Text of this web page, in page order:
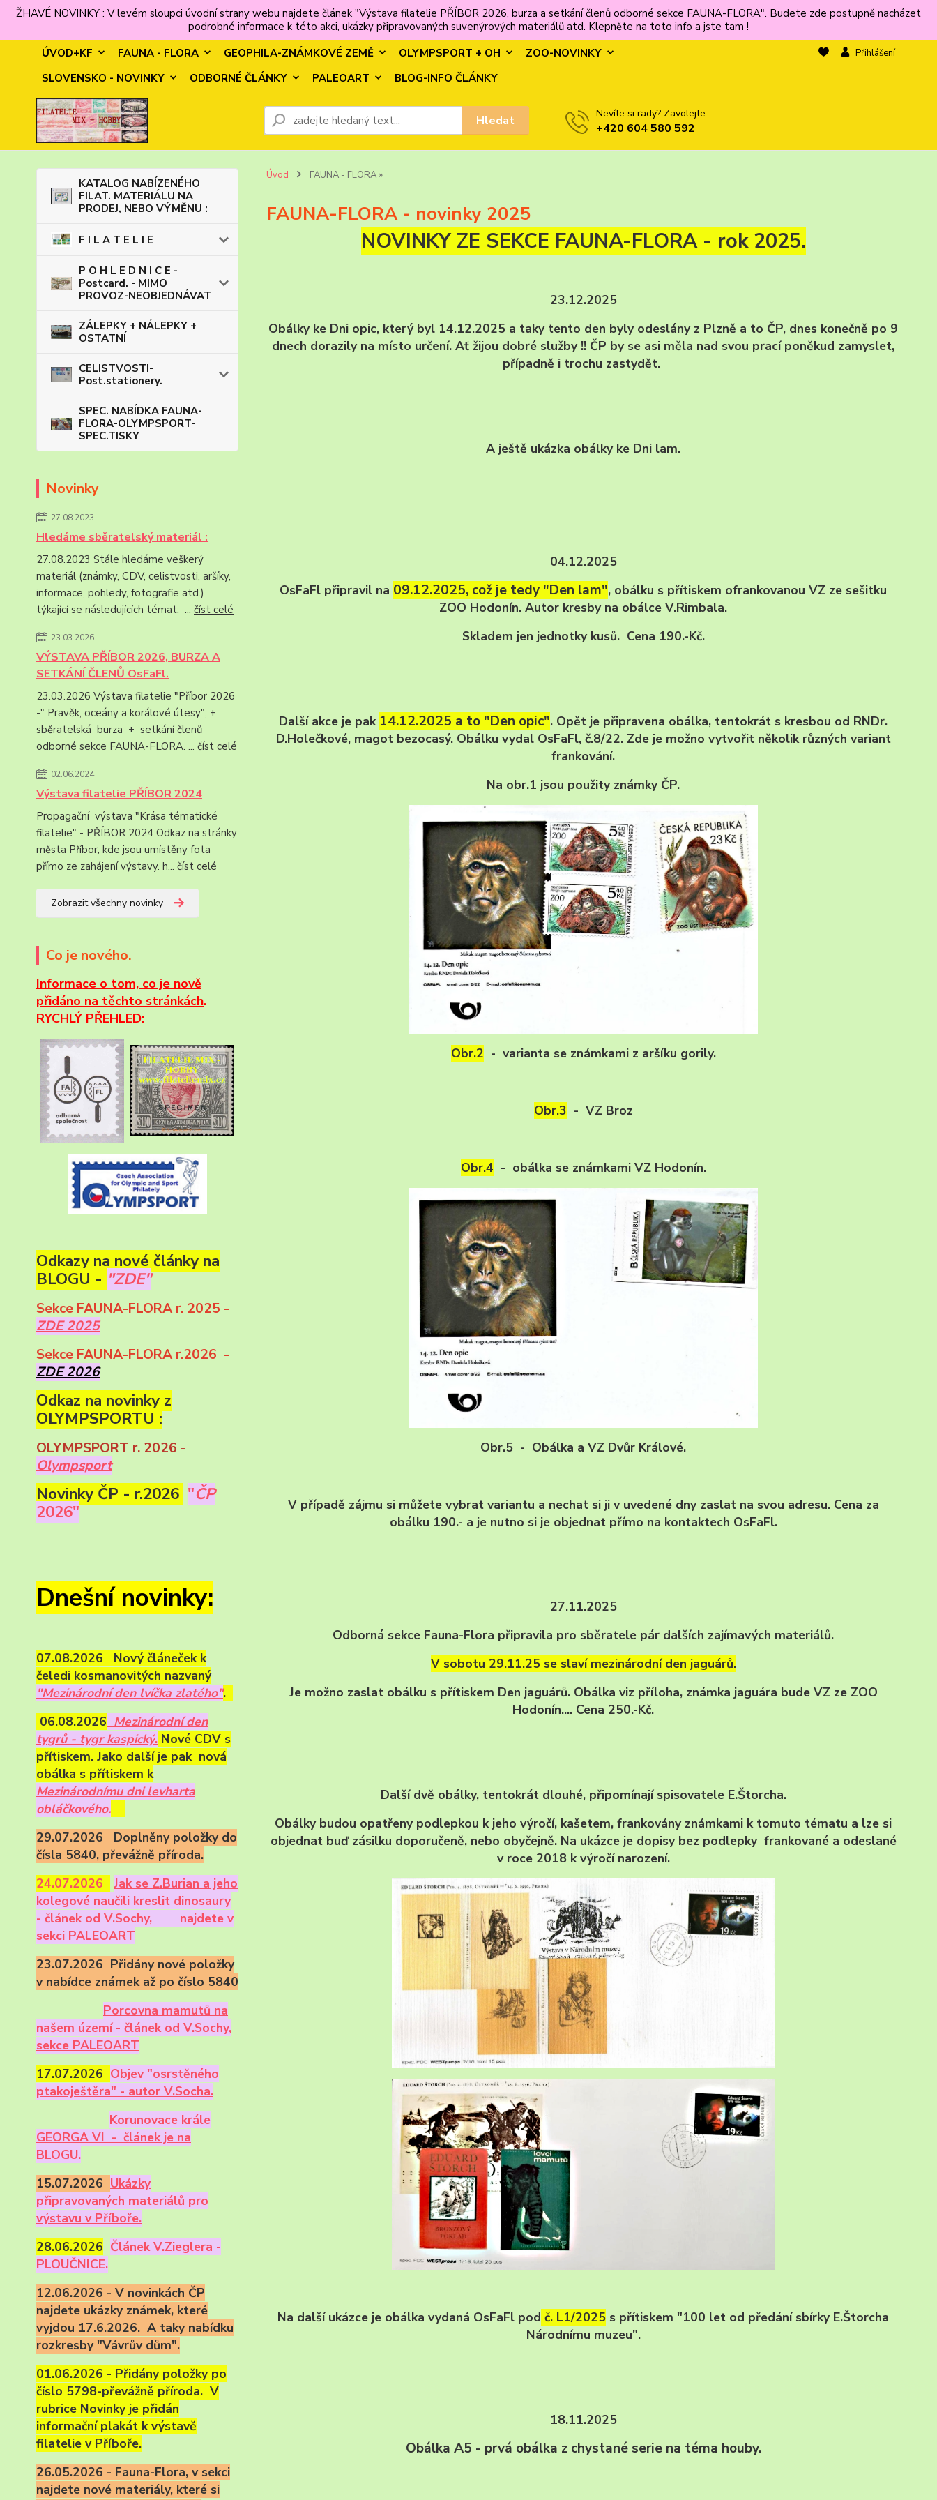
ŽHAVÉ NOVINKY : V levém sloupci úvodní strany webu najdete článek "Výstava filatelie PŘÍBOR 2026, burza a setkání členů odborné sekce FAUNA-FLORA". Budete zde postupně nacházet
podrobné informace k této akci, ukázky připravovaných suvenýrových materiálů atd. Klepněte na toto info a jste tam !
ÚVOD+KF
FAUNA - FLORA GEOPHILA-ZNÁMKOVÉ ZEMĚ OLYMPSPORT + OH
ZOO-NOVINKY
SLOVENSKO - NOVINKY
ODBORNÉ ČLÁNKY PALEOART BLOG-INFO ČLÁNKY
Přihlášení
Hledat Nevíte si rady? Zavolejte.
+420 604 580 592
KATALOG NABÍZENÉHO
FILAT. MATERIÁLU NA
PRODEJ, NEBO VÝMĚNU :
F I L A T E L I E
P O H L E D N I C E -
Postcard. - MIMO
PROVOZ-NEOBJEDNÁVAT
ZÁLEPKY + NÁLEPKY +
OSTATNÍ
CELISTVOSTI-
Post.stationery.
SPEC. NABÍDKA FAUNA-
FLORA-OLYMPSPORT-
SPEC.TISKY
Novinky
27.08.2023
Hledáme sběratelský materiál :
27.08.2023 Stále hledáme veškerý
materiál (známky, CDV, celistvosti, aršíky,
informace, pohledy, fotografie atd.)
týkající se následujících témat: ... číst celé
23.03.2026
VÝSTAVA PŘÍBOR 2026, BURZA A
SETKÁNÍ ČLENŮ OsFaFl.
23.03.2026 Výstava filatelie "Příbor 2026
-" Pravěk, oceány a korálové útesy", +
sběratelská burza + setkání členů
odborné sekce FAUNA-FLORA. ... číst celé
02.06.2024
Výstava filatelie PŘÍBOR 2024
Propagační výstava "Krása tématické
filatelie" - PŘÍBOR 2024 Odkaz na stránky
města Příbor, kde jsou umístěny fota
přímo ze zahájení výstavy. h... číst celé
Zobrazit všechny novinky
Co je nového.
Informace o tom, co je nově
přidáno na těchto stránkách.
RYCHLÝ PŘEHLED:
Odkazy na nové články na
BLOGU - "ZDE"
Sekce FAUNA-FLORA r. 2025 -
ZDE 2025
Sekce FAUNA-FLORA r.2026 -
ZDE 2026
Odkaz na novinky z
OLYMPSPORTU :
OLYMPSPORT r. 2026 -
Olympsport
Novinky ČP - r.2026 "ČP
2026"
Dnešní novinky:
07.08.2026 Nový článeček k
čeledi kosmanovitých nazvaný
"Mezinárodní den lvíčka zlatého".
06.08.2026 Mezinárodní den
tygrů - tygr kaspický. Nové CDV s
přítiskem. Jako další je pak nová
obálka s přítiskem k
Mezinárodnímu dni levharta
obláčkového.
29.07.2026 Doplněny položky do
čísla 5840, převážně příroda.
24.07.2026
Jak se Z.Burian a jeho
kolegové naučili kreslit dinosaury
- článek od V.Sochy,
najdete v
sekci PALEOART
23.07.2026 Přidány nové položky
v nabídce známek až po číslo 5840
Porcovna mamutů na
našem území - článek od V.Sochy,
sekce PALEOART
17.07.2026 Objev "osrstěného
ptakoještěra" - autor V.Socha.
Korunovace krále
GEORGA VI - článek je na
BLOGU.
15.07.2026 Ukázky
připravovaných materiálů pro
výstavu v Příboře.
28.06.2026 Článek V.Zieglera -
PLOUČNICE.
12.06.2026 - V novinkách ČP
najdete ukázky známek, které
vyjdou 17.6.2026. A taky nabídku
rozkresby "Vávrův dům".
01.06.2026 - Přidány položky po
číslo 5798-převážně příroda. V
rubrice Novinky je přidán
informační plakát k výstavě
filatelie v Příboře.
26.05.2026 - Fauna-Flora, v sekci
najdete nové materiály, které si
Úvod FAUNA - FLORA »
FAUNA-FLORA - novinky 2025
NOVINKY ZE SEKCE FAUNA-FLORA - rok 2025.
23.12.2025
Obálky ke Dni opic, který byl 14.12.2025 a taky tento den byly odeslány z Plzně a to ČP, dnes konečně po 9
dnech dorazily na místo určení. Ať žijou dobré služby !! ČP by se asi měla nad svou prací poněkud zamyslet,
případně i trochu zastydět.
A ještě ukázka obálky ke Dni lam.
04.12.2025
OsFaFl připravil na 09.12.2025, což je tedy "Den lam", obálku s přítiskem ofrankovanou VZ ze sešitku
ZOO Hodonín. Autor kresby na obálce V.Rimbala.
Skladem jen jednotky kusů. Cena 190.-Kč.
Další akce je pak 14.12.2025 a to "Den opic". Opět je připravena obálka, tentokrát s kresbou od RNDr.
D.Holečkové, magot bezocasý. Obálku vydal OsFaFl, č.8/22. Zde je možno vytvořit několik různých variant
frankování.
Na obr.1 jsou použity známky ČP.
Obr.2 - varianta se známkami z aršíku gorily.
Obr.3 - VZ Broz
Obr.4 - obálka se známkami VZ Hodonín.
Obr.5 - Obálka a VZ Dvůr Králové.
V případě zájmu si můžete vybrat variantu a nechat si ji v uvedené dny zaslat na svou adresu. Cena za
obálku 190.- a je nutno si je objednat přímo na kontaktech OsFaFl.
27.11.2025
Odborná sekce Fauna-Flora připravila pro sběratele pár dalších zajímavých materiálů.
V sobotu 29.11.25 se slaví mezinárodní den jaguárů.
Je možno zaslat obálku s přítiskem Den jaguárů. Obálka viz příloha, známka jaguára bude VZ ze ZOO
Hodonín.... Cena 250.-Kč.
Další dvě obálky, tentokrát dlouhé, připomínají spisovatele E.Štorcha.
Obálky budou opatřeny podlepkou k jeho výročí, kašetem, frankovány známkami k tomuto tématu a lze si
objednat buď zásilku doporučeně, nebo obyčejně. Na ukázce je dopisy bez podlepky frankované a odeslané
v roce 2018 k výročí narození.
Na další ukázce je obálka vydaná OsFaFl pod č. L1/2025 s přítiskem "100 let od předání sbírky E.Štorcha
Národnímu muzeu".
18.11.2025
Obálka A5 - prvá obálka z chystané serie na téma houby.